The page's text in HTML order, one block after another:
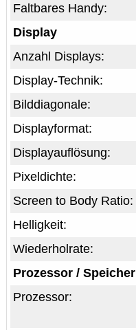
Faltbares Handy:
Display
Anzahl Displays:
Display-Technik:
Bilddiagonale:
Displayformat:
Displayauflösung:
Pixeldichte:
Screen to Body Ratio:
Helligkeit:
Wiederholrate:
Prozessor / Speicher
Prozessor: